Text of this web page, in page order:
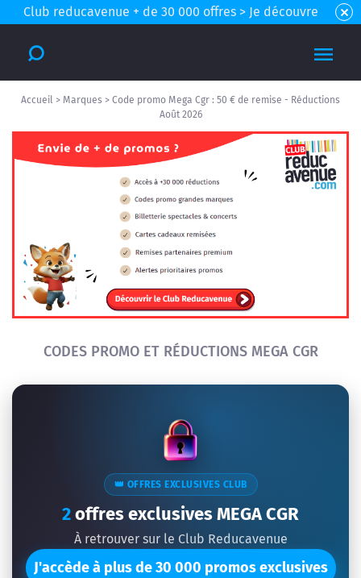
Club reducavenue + de 30 000 offres > Je découvre
Accueil > Marques > Code promo Mega Cgr : 50 € de remise - Réductions
Août 2026
CODES PROMO ET RÉDUCTIONS MEGA CGR
👑 OFFRES EXCLUSIVES CLUB
2offres exclusives MEGA CGR
À retrouver sur le Club Reducavenue
J'accède à plus de 30 000 promos exclusives